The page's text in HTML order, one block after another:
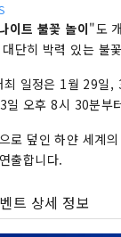
이트 불꽃 놀이"도
단히 박력 있는 불
일정은 1월 29일,
오후 8시 30분부
로 덮인 하얀 세계
출합니다.
트 상세 정보